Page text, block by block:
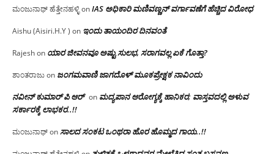
ಮಂಜುನಾಥ್ ಹೆತ್ತೇನಹಳ್ಳಿonIAS ಅಧಿಕಾರಿ ಮಣಿವಣ್ಣನ್ ವರ್ಗಾವಣೆಗೆ ಹೆಚ್ಚಿದ‌ ವಿರೋಧ
Aishu (Aisiri.H.Y ) on ಇಂದು ತಾಯಂದಿರ ದಿನವಂತೆ
Rajeshon ಯಾರ ಜೀವನವೂ ಅಷ್ಟು ಸುಲಭ, ಸರಾಗವಲ್ಲ ಏಕೆ ಗೊತ್ತಾ?
ಶಾಂತರಾಜುon ಜಂಗಮವಾಣಿ ಜಾಗದೊಳ್ ಮೂಕಪ್ರೇಕ್ಷಕ ನಾವಿಂದು
ನವೀನ್ ಕುಮಾರ್ ಪಿ ಆರ್ on ಮದ್ಯಪಾನ ಆರೋಗ್ಯಕ್ಕೆ ಹಾನಿಕರ; ವಾಸ್ತವದಲ್ಲಿ ಅಳುವ
ಸರ್ಕಾರಕ್ಕೆ ಲಾಭಕರ..!!
ಮಂಜುನಾಥ್onಸಾಲದ ಸಂಕಟ ಒಂಥರಾ ಹೊರ ಹೊಮ್ಮದ ಗಾಯ..!!